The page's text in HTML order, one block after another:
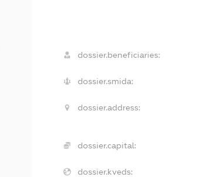
dossier.beneficiaries:
dossier.smida:
dossier.address:
dossier.capital:
dossier.kveds: